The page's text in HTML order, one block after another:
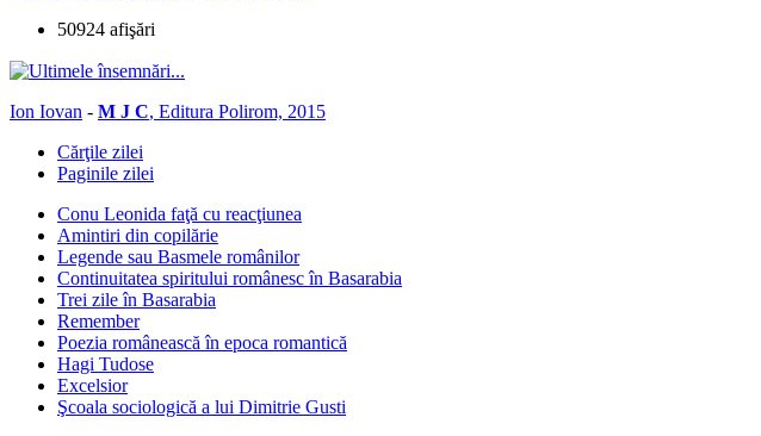
50924 afişări
Ion Iovan - M J C, Editura Polirom, 2015
Cărţile zilei
Paginile zilei
Conu Leonida faţă cu reacţiunea
Amintiri din copilărie
Legende sau Basmele românilor
Continuitatea spiritului românesc în Basarabia
Trei zile în Basarabia
Remember
Poezia românească în epoca romantică
Hagi Tudose
Excelsior
Şcoala sociologică a lui Dimitrie Gusti